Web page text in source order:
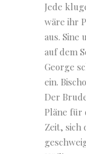
Jede
wäre ihr
aus. Sine
auf dem
George
ein.
Der
Pläne für
Zeit, sich